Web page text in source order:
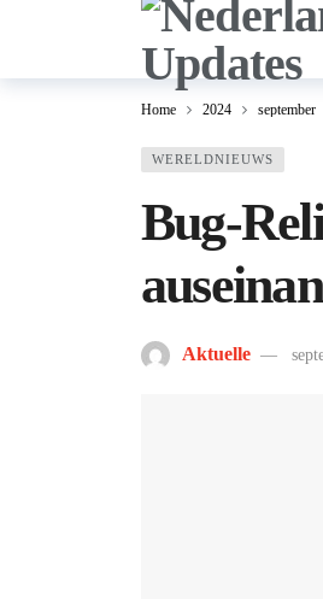
Home 2024 september
WERELDNIEUWS
Bug-
Aktuelle